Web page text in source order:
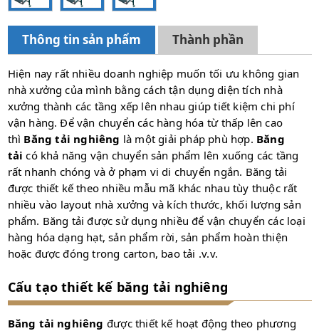
Thông tin sản phẩm Thành phần
Hiện nay rất nhiều doanh nghiệp muốn tối ưu không gian
nhà xưởng của mình bằng cách tận dụng diện tích nhà
xưởng thành các tầng xếp lên nhau giúp tiết kiệm chi phí
vận hàng. Để vận chuyển các hàng hóa từ thấp lên cao
thì Băng tải nghiêng là một giải pháp phù hợp. Băng
tải có khả năng vận chuyển sản phẩm lên xuống các tầng
rất nhanh chóng và ở phạm vi di chuyển ngắn. Băng tải
được thiết kế theo nhiều mẫu mã khác nhau tùy thuộc rất
nhiều vào layout nhà xưởng và kích thước, khối lượng sản
phẩm. Băng tải được sử dụng nhiều để vận chuyển các loại
hàng hóa dạng hạt, sản phẩm rời, sản phẩm hoàn thiện
hoặc được đóng trong carton, bao tải .v.v.
Cấu tạo thiết kế băng tải nghiêng
Băng tải nghiêng được thiết kế hoạt động theo phương